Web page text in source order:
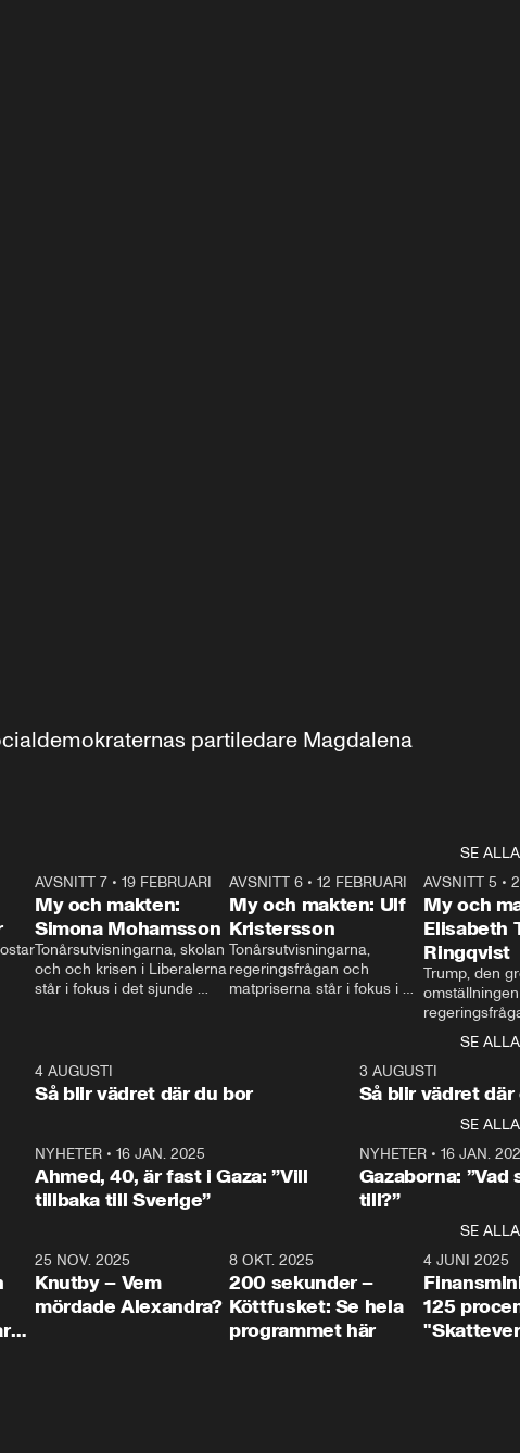
partiledare Magdalena
SE ALLA
24:30
AVSNITT 7• 19 FEBRUARI
My och makten:
Simona Mohamsson
Tonårsutvisningarna, skolan
och och krisen i Liberalerna
står i fokus i det sjunde
kommentator My
Rohwedder ställer
utbildnings- och
Mohamsson till svars.
27:30
AVSNITT 6 •12 FEBRUARI
My och makten: Ulf
Kristersson
Tonårsutvisningarna,
regeringsfrågan och
matpriserna står i fokus i
Rohwedder ställer
statsminister Ulf Kristersson
AVSNITT 5 •
My och
Elisabeth
Ringqvist
Trump, den
centrum i
avsnittet av
Makten”. Se
Aftonbladets
Rohwedder
Thand Ring
SE ALLA
4 AUGUSTI
Så blir vädret där du bor
3 AUGUSTI
Så blir vädret där
SE ALLA
NYHETER• 16 JAN. 2025
Ahmed, 40, är fast i Gaza: ”Vill
tillbaka till Sverige”
NYHETER• 16 JAN.
Gazaborna:
till?”
SE ALLA
31:05
25 NOV. 2025
Knutby – Vem
mördade Alexandra?
4:29
8 OKT. 2025
200 sekunder –
Köttfusket: Se hela
programmet här
4 JUNI 2025
125